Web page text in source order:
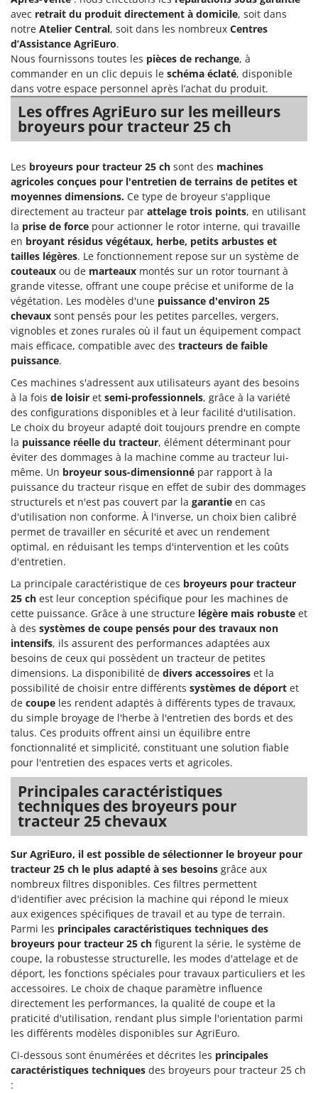
avec retrait du produit directement à domicile, soit dans
notre Atelier Central, soit dans les nombreux Centres
d’Assistance AgriEuro.
Nous fournissons toutes les pièces de rechange, à
commander en un clic depuis le schéma éclaté, disponible
dans votre espace personnel après l’achat du produit.
Les offres AgriEuro sur les meilleurs
broyeurs pour tracteur 25 ch
Les broyeurs pour tracteur 25 ch sont des machines
agricoles conçues pour l'entretien de terrains de petites et
moyennes dimensions. Ce type de broyeur s'applique
directement au tracteur par attelage trois points, en utilisant
la prise de force pour actionner le rotor interne, qui travaille
en broyant résidus végétaux, herbe, petits arbustes et
tailles légères. Le fonctionnement repose sur un système de
couteaux ou de marteaux montés sur un rotor tournant à
grande vitesse, offrant une coupe précise et uniforme de la
végétation. Les modèles d'une puissance d'environ 25
chevaux sont pensés pour les petites parcelles, vergers,
vignobles et zones rurales où il faut un équipement compact
mais efficace, compatible avec des tracteurs de faible
puissance.
Ces machines s'adressent aux utilisateurs ayant des besoins
à la fois de loisir et semi-professionnels, grâce à la variété
des configurations disponibles et à leur facilité d'utilisation.
Le choix du broyeur adapté doit toujours prendre en compte
la puissance réelle du tracteur, élément déterminant pour
éviter des dommages à la machine comme au tracteur lui-
même. Un broyeur sous-dimensionné par rapport à la
puissance du tracteur risque en effet de subir des dommages
structurels et n'est pas couvert par la garantie en cas
d'utilisation non conforme. À l'inverse, un choix bien calibré
permet de travailler en sécurité et avec un rendement
optimal, en réduisant les temps d'intervention et les coûts
d'entretien.
La principale caractéristique de ces broyeurs pour tracteur
25 ch est leur conception spécifique pour les machines de
cette puissance. Grâce à une structure légère mais robuste et
à des systèmes de coupe pensés pour des travaux non
intensifs, ils assurent des performances adaptées aux
besoins de ceux qui possèdent un tracteur de petites
dimensions. La disponibilité de divers accessoires et la
possibilité de choisir entre différents systèmes de déport et
de coupe les rendent adaptés à différents types de travaux,
du simple broyage de l'herbe à l'entretien des bords et des
talus. Ces produits offrent ainsi un équilibre entre
fonctionnalité et simplicité, constituant une solution fiable
pour l'entretien des espaces verts et agricoles.
Principales caractéristiques
techniques des broyeurs pour
tracteur 25 chevaux
Sur AgriEuro, il est possible de sélectionner le broyeur pour
tracteur 25 ch le plus adapté à ses besoins grâce aux
nombreux filtres disponibles. Ces filtres permettent
d'identifier avec précision la machine qui répond le mieux
aux exigences spécifiques de travail et au type de terrain.
Parmi les principales caractéristiques techniques des
broyeurs pour tracteur 25 ch figurent la série, le système de
coupe, la robustesse structurelle, les modes d'attelage et de
déport, les fonctions spéciales pour travaux particuliers et les
accessoires. Le choix de chaque paramètre influence
directement les performances, la qualité de coupe et la
praticité d'utilisation, rendant plus simple l'orientation parmi
les différents modèles disponibles sur AgriEuro.
Ci-dessous sont énumérées et décrites les principales
caractéristiques techniques des broyeurs pour tracteur 25 ch
: